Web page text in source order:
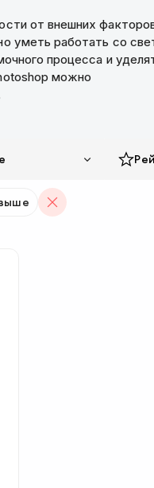
от внешних
уметь работать со
процесса и
можно